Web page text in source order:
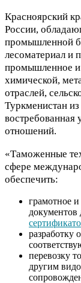
Красноярский
России,
промышленной
лесоматериал и
промышленное и
химической,
отраслей,
Туркменистан
востребованная
отношений.
«Таможенные
сфере
обеспечить:
грамотное
документов
разработку
перевозку
другим